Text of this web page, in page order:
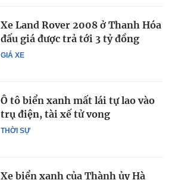
GIÁ XE
Xe Land Rover 2008 ở Thanh Hóa
đấu giá được trả tới 3 tỷ đồng
THỜI SỰ
Ô tô biển xanh mất lái tự lao vào
trụ điện, tài xế tử vong
Xe biển xanh của Thành ủy Hà